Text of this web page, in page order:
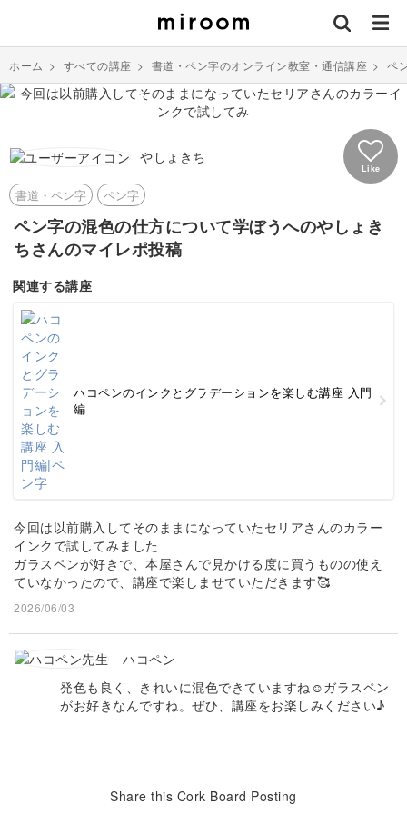
ホーム > すべての講座 > 書道・ペン字のオンライン教室・通信講座 > ペ
やしょきち
Like
書道・ペン字 ペン字
ペン字の混色の仕方について学ぼうへのやしょき
ちさんのマイレポ投稿
関連する講座
ハコペンのインクとグラデーションを楽しむ講座 入門
編
今回は以前購入してそのままになっていたセリアさんのカラー
インクで試してみました
ガラスペンが好きで、本屋さんで見かける度に買うものの使え
ていなかったので、講座で楽しませていただきます🥰
2026/06/03
ハコペン
発色も良く、きれいに混色できていますね☺️ガラスペン
がお好きなんですね。ぜひ、講座をお楽しみください♪
Share this Cork Board Posting